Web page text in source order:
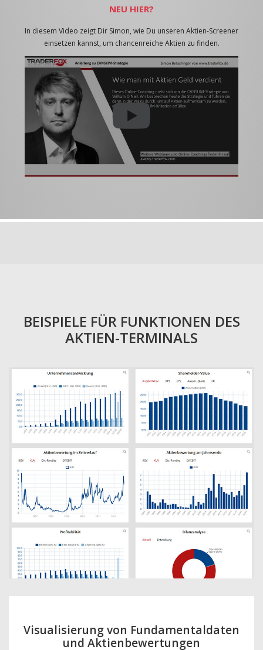
NEU HIER?
In diesem Video zeigt Dir Simon, wie Du unseren Aktien-Screener
einsetzen kannst, um chancenreiche Aktien zu finden.
BEISPIELE FÜR FUNKTIONEN DES
AKTIEN-TERMINALS
Visualisierung von Fundamentaldaten
und Aktienbewertungen